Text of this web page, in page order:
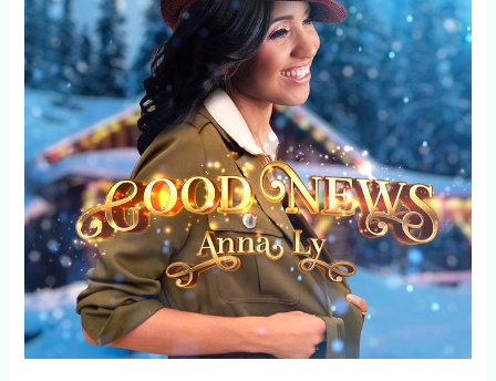
Anna
Ly!
¡Feliz
Navidad
de
Anna
Ly!
¡Aquí
está
mi
regalo
para
ti!